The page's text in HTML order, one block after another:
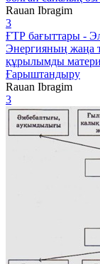
Rauan Ibragim
3
ҒТР бағыттары -
Энергияның жаңа
құрылымды
Ғарыштандыру
Rauan Ibragim
3